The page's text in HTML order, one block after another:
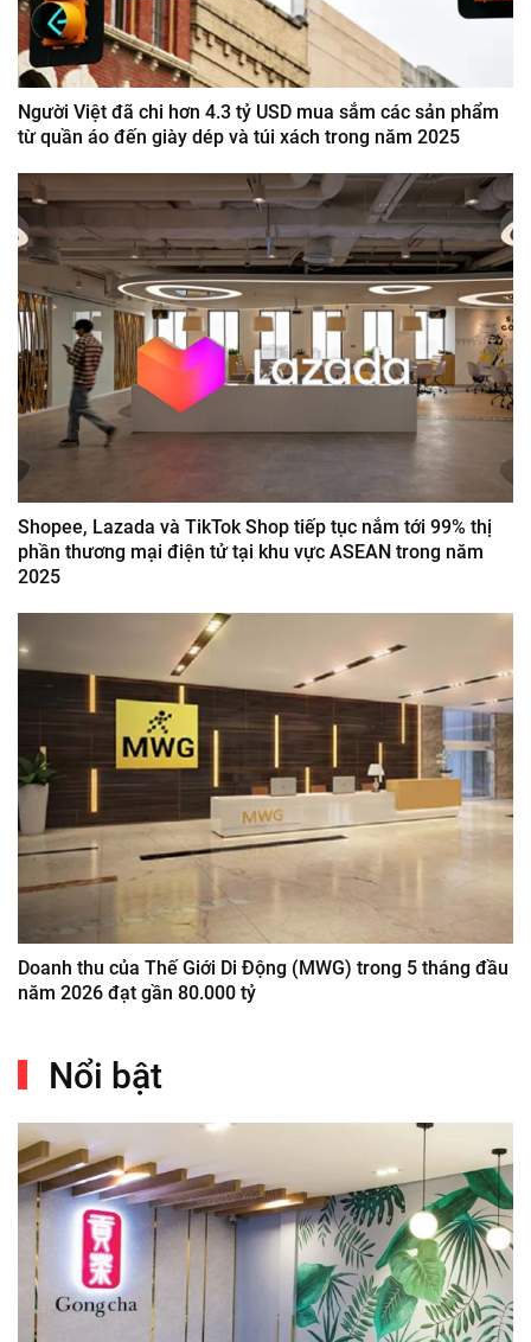
Người Việt đã chi hơn 4.3 tỷ USD mua sắm các sản phẩm
từ quần áo đến giày dép và túi xách trong năm 2025
Shopee, Lazada và TikTok Shop tiếp tục nắm tới 99% thị
phần thương mại điện tử tại khu vực ASEAN trong năm
2025
Doanh thu của Thế Giới Di Động (MWG) trong 5 tháng đầu
năm 2026 đạt gần 80.000 tỷ
Nổi bật